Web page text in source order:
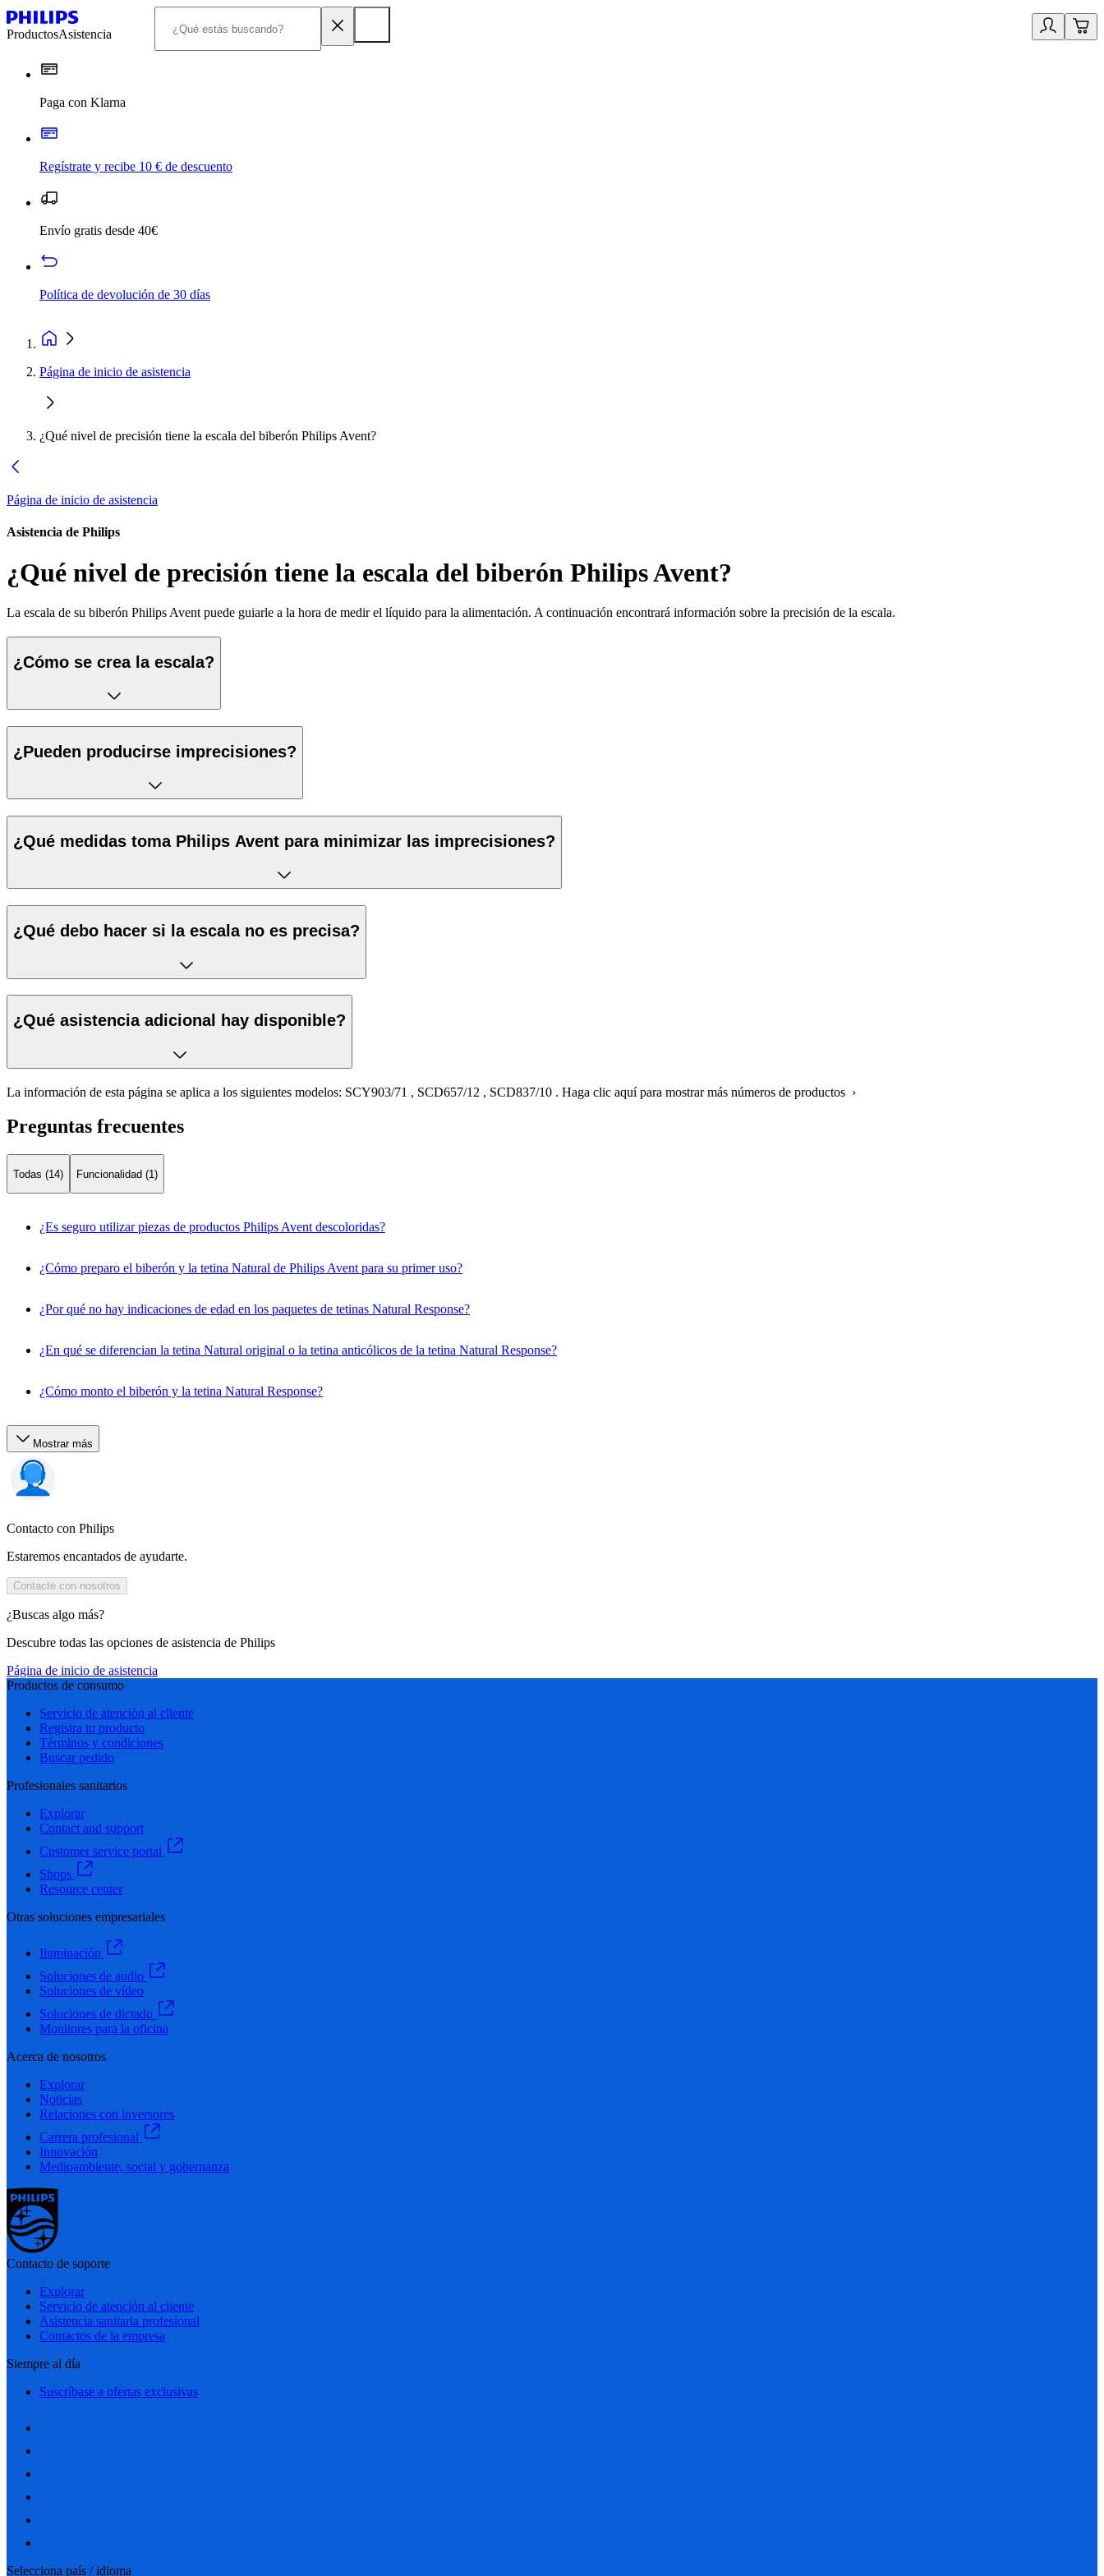
ProductosAsistencia
Paga con Klarna
Regístrate y recibe 10 € de descuento
Envío gratis desde 40€
Política de devolución de 30 días
Página de inicio de asistencia
¿Qué nivel de precisión tiene la escala del biberón Philips Avent?
Página de inicio de asistencia
Asistencia de Philips
¿Qué nivel de precisión tiene la escala del biberón Philips Avent?
La escala de su biberón Philips Avent puede guiarle a la hora de medir el líquido para la alimentación. A continuación encontrará información sobre la precisión de la escala.
¿Cómo se crea la escala?
¿Pueden producirse imprecisiones?
¿Qué medidas toma Philips Avent para minimizar las imprecisiones?
¿Qué debo hacer si la escala no es precisa?
¿Qué asistencia adicional hay disponible?
La información de esta página se aplica a los siguientes modelos: SCY903/71 , SCD657/12 , SCD837/10 . Haga clic aquí para mostrar más números de productos ›
Preguntas frecuentes
Todas (14) Funcionalidad (1)
¿Es seguro utilizar piezas de productos Philips Avent descoloridas?
¿Cómo preparo el biberón y la tetina Natural de Philips Avent para su primer uso?
¿Por qué no hay indicaciones de edad en los paquetes de tetinas Natural Response?
¿En qué se diferencian la tetina Natural original o la tetina anticólicos de la tetina Natural Response?
¿Cómo monto el biberón y la tetina Natural Response?
Mostrar más
Contacto con Philips
Estaremos encantados de ayudarte.
Contacte con nosotros
¿Buscas algo más?
Descubre todas las opciones de asistencia de Philips
Página de inicio de asistencia
Productos de consumo
Servicio de atención al cliente
Registra tu producto
Términos y condiciones
Buscar pedido
Profesionales sanitarios
Explorar
Contact and support
Customer service portal
Shops
Resource center
Otras soluciones empresariales
Iluminación
Soluciones de audio
Soluciones de vídeo
Soluciones de dictado
Monitores para la oficina
Acerca de nosotros
Explorar
Noticias
Relaciones con inversores
Carrera profesional
Innovación
Medioambiente, social y gobernanza
Contacto de soporte
Explorar
Servicio de atención al cliente
Asistencia sanitaria profesional
Contactos de la empresa
Siempre al día
Suscríbase a ofertas exclusivas
Selecciona país / idioma